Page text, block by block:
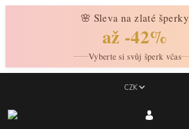
🌸 Sleva na zlaté šperky
až -42%
Vyberte si svůj šperk včas
CZK